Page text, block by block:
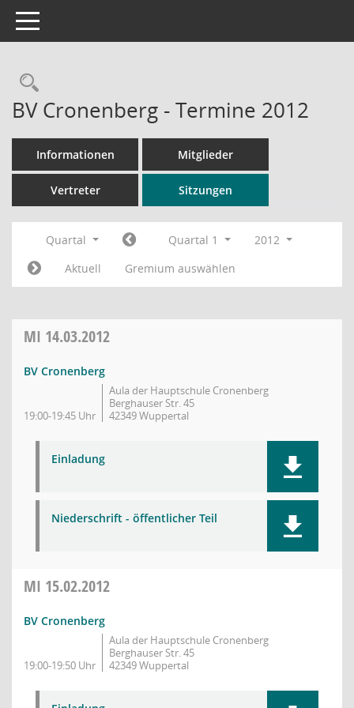
Toggle navigation
Rechercheauswahl
BV Cronenberg - Termine 2012
Informationen Mitglieder
Vertreter Sitzungen
Quartal Quartal 1
2012
Aktuell
Gremium auswählen
MI 14.03.2012
BV Cronenberg
19:00-19:45 Uhr
Aula der Hauptschule Cronenberg
Berghauser Str. 45
42349 Wuppertal
Einladung
Niederschrift - öffentlicher Teil
MI 15.02.2012
BV Cronenberg
19:00-19:50 Uhr
Aula der Hauptschule Cronenberg
Berghauser Str. 45
42349 Wuppertal